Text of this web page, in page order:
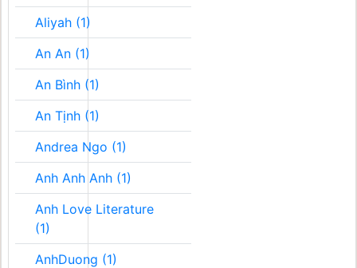
Aliyah (1)
An An (1)
An Bình (1)
An Tịnh (1)
Andrea Ngo (1)
Anh Anh Anh (1)
Anh Love Literature
(1)
AnhDuong (1)